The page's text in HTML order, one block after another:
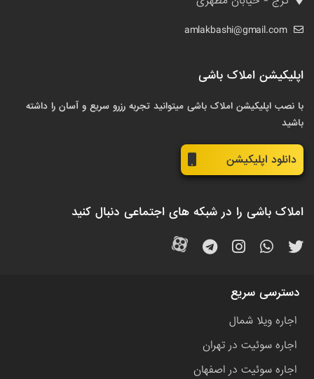
amlakbashi@gmail.com
اپلیکیشن املاک باشی
با نصب اپلیکیشن املاک باشی میتوانید تجربه رزرو سریع و آسان را داشته
باشید
دانلود اپلیکیشن
املاک باشی را در شبکه های اجتماعی دنبال کنید
دسترسی سریع
اجاره ویلا شمال
اجاره سوئیت در تهران
اجاره سوئیت در اصفهان